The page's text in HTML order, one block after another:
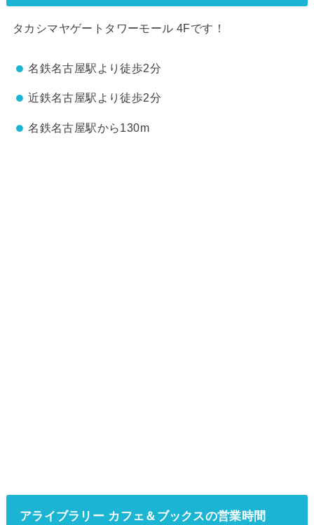
タカシマヤゲートタワーモール 4Fです！
名鉄名古屋駅より徒歩2分
近鉄名古屋駅より徒歩2分
名鉄名古屋駅から130m
アライブラリー カフェ＆ブックスの営業時間